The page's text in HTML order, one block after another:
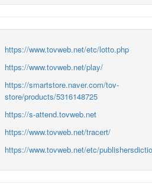
https://www.tovweb.net/etc/lotto.php
https://www.tovweb.net/play/
https://smartstore.naver.com/tov-
store/products/5316148725
https://s-attend.tovweb.net
https://www.tovweb.net/tracert/
https://www.tovweb.net/etc/